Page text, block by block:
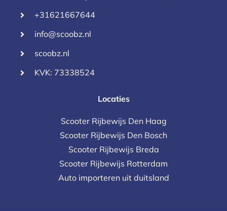
+31621667644
info@scoobz.nl
scoobz.nl
KVK: 73338524
Locaties
Scooter Rijbewijs Den Haag
Scooter Rijbewijs Den Bosch
Scooter Rijbewijs Breda
Scooter Rijbewijs Rotterdam
Auto importeren uit duitsland